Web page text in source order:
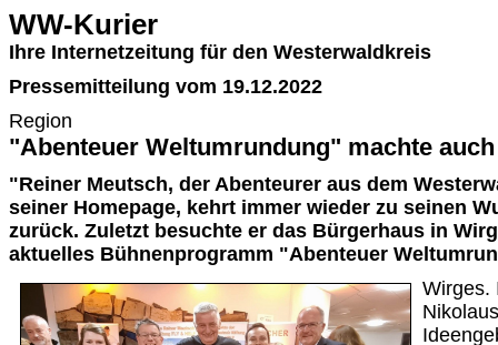
WW-Kurier
Ihre Internetzeitung für den Westerwaldkreis
Pressemitteilung vom 19.12.2022
Region
"Abenteuer Weltumrundung" machte
"Reiner Meutsch, der Abenteurer aus dem
seiner Homepage, kehrt immer wieder zu seinen
zurück. Zuletzt besuchte er das Bürgerhaus in
aktuelles Bühnenprogramm "Abenteuer
Wirges.